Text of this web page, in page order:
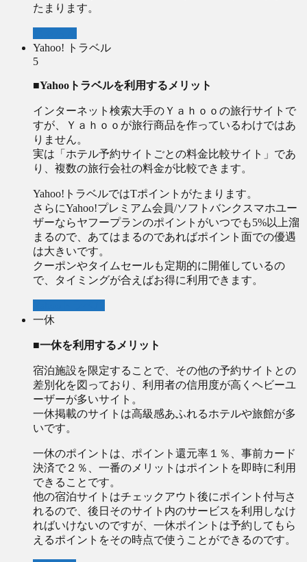
たまります。
Yahoo! トラベル
5
■Yahooトラベルを利用するメリット
インターネット検索大手のＹａｈｏｏの旅行サイトで
すが、Ｙａｈｏｏが旅行商品を作っているわけではあ
りません。
実は「ホテル予約サイトごとの料金比較サイト」であ
り、複数の旅行会社の料金が比較できます。
Yahoo!トラベルではTポイントがたまります。
さらにYahoo!プレミアム会員/ソフトバンクスマホユー
ザーならヤフープランのポイントがいつでも5%以上溜
まるので、あてはまるのであればポイント面での優遇
は大きいです。
クーポンやタイムセールも定期的に開催しているの
で、タイミングが合えばお得に利用できます。
一休
■一休を利用するメリット
宿泊施設を限定することで、その他の予約サイトとの
差別化を図っており、利用者の信用度が高くヘビーユ
ーザーが多いサイト。
一休掲載のサイトは高級感あふれるホテルや旅館が多
いです。
一休のポイントは、ポイント還元率１％、事前カード
決済で２％、一番のメリットはポイントを即時に利用
できることです。
他の宿泊サイトはチェックアウト後にポイント付与さ
れるので、後日そのサイト内のサービスを利用しなけ
ればいけないのですが、一休ポイントは予約してもら
えるポイントをその時点で使うことができるのです。